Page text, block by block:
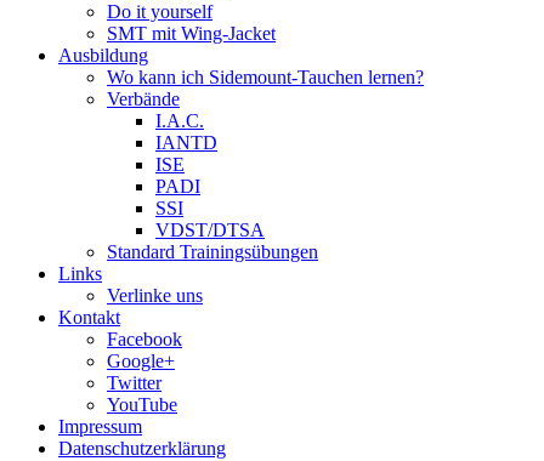
Do it yourself
SMT mit Wing-Jacket
Ausbildung
Wo kann ich Sidemount-Tauchen lernen?
Verbände
I.A.C.
IANTD
ISE
PADI
SSI
VDST/DTSA
Standard Trainingsübungen
Links
Verlinke uns
Kontakt
Facebook
Google+
Twitter
YouTube
Impressum
Datenschutzerklärung